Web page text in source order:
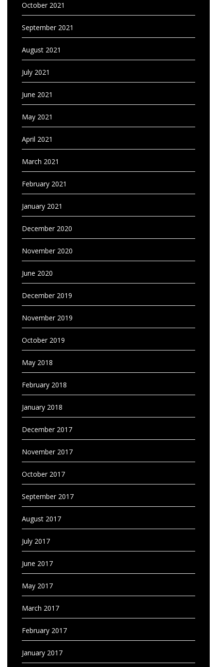
October 2021
September 2021
August 2021
July 2021
June 2021
May 2021
April 2021
March 2021
February 2021
January 2021
December 2020
November 2020
June 2020
December 2019
November 2019
October 2019
May 2018
February 2018
January 2018
December 2017
November 2017
October 2017
September 2017
August 2017
July 2017
June 2017
May 2017
March 2017
February 2017
January 2017